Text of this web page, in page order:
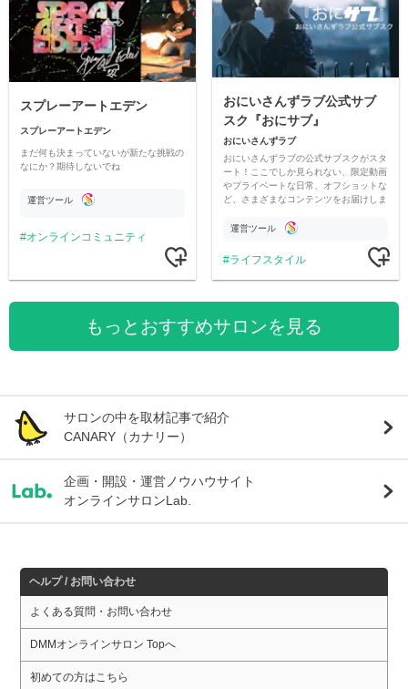
スプレーアートエデン
スプレーアートエデン
まだ何も決まっていないが新たな挑戦の
なにか？期待しないでね
運営ツール
オンラインコミュニティ
おにいさんずラブ公式サブ
スク『おにサブ』
おにいさんずラブ
おにいさんずラブの公式サブスクがスタ
ート！ここでしか見られない、限定動画
やプライベートな日常、オフショットな
ど、さまざまなコンテンツをお届けしま
運営ツール
ライフスタイル
もっとおすすめサロンを見る
サロンの中を取材記事で紹介
CANARY（カナリー）
企画・開設・運営ノウハウサイト
オンラインサロンLab.
ヘルプ / お問い合わせ
よくある質問・お問い合わせ
DMMオンラインサロン Topへ
初めての方はこちら